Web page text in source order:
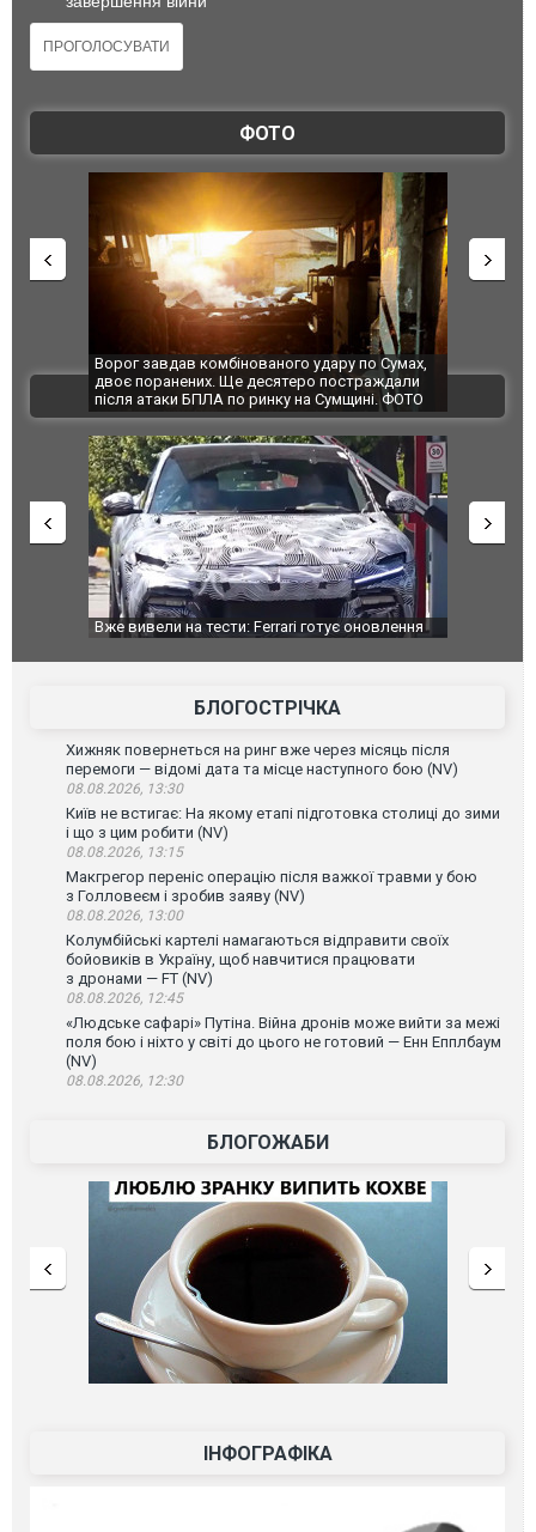
ФОТО
Ворог завдав комбінованого удару по Сумах,
двоє поранених. Ще десятеро постраждали
після атаки БПЛА по ринку на Сумщині. ФОТО
За 2000
Єкатеринбурзі
склад
ВІДЕО
Вже вивели на тести: Ferrari готує оновлення
Вийшов
фільму
БЛОГОСТРІЧКА
Хижняк повернеться на ринг вже через місяць після
перемоги — відомі дата та місце наступного бою (NV)
08.08.2026, 13:30
Київ не встигає: На якому етапі підготовка столиці до зими
і що з цим робити (NV)
08.08.2026, 13:15
Макгрегор переніс операцію після важкої травми у бою
з Голловеєм і зробив заяву (NV)
08.08.2026, 13:00
Колумбійські картелі намагаються відправити своїх
бойовиків в Україну, щоб навчитися працювати
з дронами — FT (NV)
08.08.2026, 12:45
«Людське сафарі» Путіна. Війна дронів може вийти за межі
поля бою і ніхто у світі до цього не готовий — Енн Епплбаум
(NV)
08.08.2026, 12:30
БЛОГОЖАБИ
ІНФОГРАФІКА